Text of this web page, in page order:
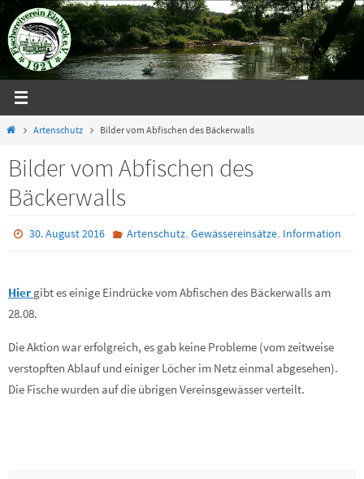
Zum
Inhalt
springen
StartArtenschutz Bilder vom Abfischen des Bäckerwalls
Bilder vom Abfischen des
Bäckerwalls
30. August 2016 Artenschutz, Gewässereinsätze, Information
Hier gibt es einige Eindrücke vom Abfischen des Bäckerwalls am
28.08.
Die Aktion war erfolgreich, es gab keine Probleme (vom zeitweise
verstopften Ablauf und einiger Löcher im Netz einmal abgesehen).
Die Fische wurden auf die übrigen Vereinsgewässer verteilt.